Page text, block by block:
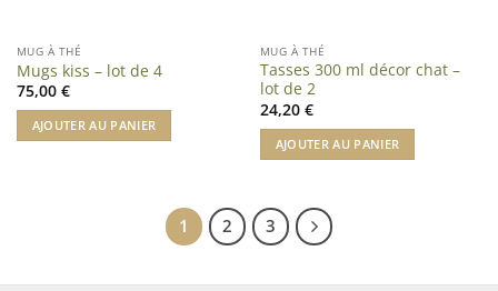
MUG À THÉ
Mugs kiss – lot de 4
75,00 €
AJOUTER AU PANIER
MUG À THÉ
Tasses 300 ml décor chat –
lot de 2
24,20 €
AJOUTER AU PANIER
1 2 3